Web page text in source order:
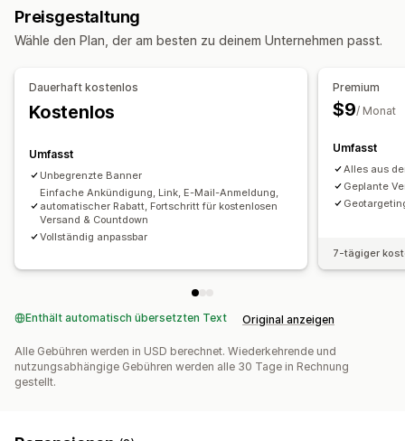
Anpassung
Bannerposition
Links und Schaltflächen
Hintergründe
Responsivität für Mobilgeräte
Geo-Targeting
Verhaltens-Targeting
Leistungsverfolgung
Preisgestaltung
Wähle den Plan, der am besten zu deinem Unternehmen passt.
Dauerhaft kostenlos
Kostenlos
Umfasst
Unbegrenzte Banner
Einfache Ankündigung, Link, E-Mail-Anmeldung,
automatischer Rabatt, Fortschritt für kostenlosen
Versand & Countdown
Vollständig anpassbar
Premium
$9/ Monat
Umfasst
Alles aus
Geplante
7-tägiger
Enthält automatisch übersetzten Text Original anzeigen
Alle Gebühren werden in USD berechnet. Wiederkehrende und
nutzungsabhängige Gebühren werden alle 30 Tage in Rechnung
gestellt.